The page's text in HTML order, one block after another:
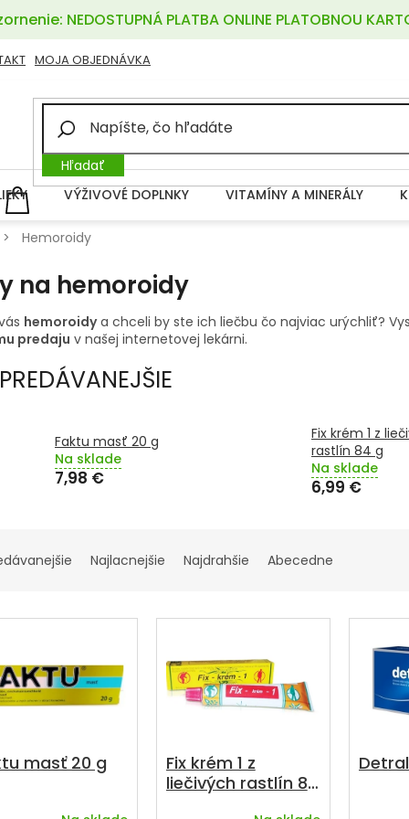
NEDOSTUPNÁ PLATBA ONLINE PLATOBNOU
MOJA OBJEDNÁVKA
Hľadať
NÁKUPNÝ
KOŠÍK
VÝŽIVOVÉ DOPLNKY VITAMÍNY A MINERÁLY
Hemoroidy
na hemoroidy
hemoroidya chceli by ste ich liečbu čo najviac urýchliť?
predaju v našej internetovej lekárni.
Faktu masť 20 g
Na sklade
7,98 €
Fix krém 1 z
rastlín 84 g
Na sklade
6,99 €
Najlacnejšie Najdrahšie Abecedne
masť 20 g
Fix krém 1 z
liečivých rastlín 84